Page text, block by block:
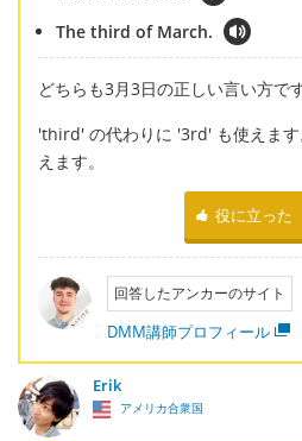
The third of March.
どちらも3月3日の正しい言い方です
'third' の代わりに '3rd' も使えま
えます。
役に立った
回答したアンカーのサイト
DMM講師プロフィール
Erik
アメリカ合衆国